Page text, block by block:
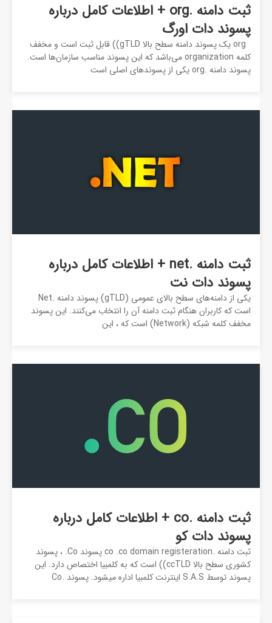
ثبت دامنه .org + اطلاعات کامل درباره
پسوند دات اورگ
org یک پسوند دامنه سطح بالا gTLD)) قابل ثبت است و مخفف
کلمه organization می‌باشد که این پسوند مناسب سازمان‌ها است.
پسوند دامنه .org یکی از پسوند‌های اصلی است
ثبت دامنه .net + اطلاعات کامل درباره
پسوند دات نت
یکی از دامنه‌های سطح بالای عمومی (gTLD) پسوند دامنه .Net
است که کاربران هنگام ثبت دامنه آن را انتخاب می‌کنند. این پسوند
مخفف کلمه شبکه (Network) است که ، این
ثبت دامنه .co + اطلاعات کامل درباره
پسوند دات کو
ثبت دامنه .co .co domain registeration پسوند Co. ، پسوند
کشوری سطح بالا ccTLD)) است که به کلمبیا اختصاص دارد. این
پسوند توسط S.A.S اینترنت کلمبیا اداره می­شود. پسوند .Co